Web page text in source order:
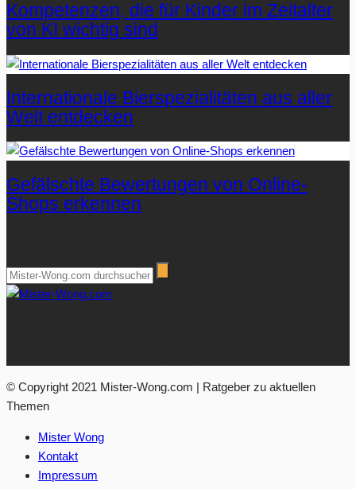
Kompetenzen, die für Kinder im Zeitalter
von KI wichtig sind
Internationale Bierspezialitäten aus aller
Welt entdecken
Gefälschte Bewertungen von Online-
Shops erkennen
© Copyright 2021 Mister-Wong.com | Ratgeber zu aktuellen
Themen
Mister Wong
Kontakt
Impressum